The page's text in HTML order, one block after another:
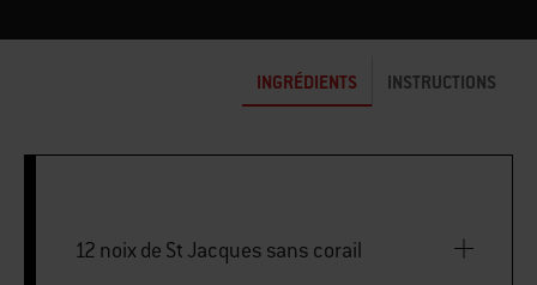
INGRÉDIENTS INSTRUCTIONS
12 noix de St Jacques sans corail